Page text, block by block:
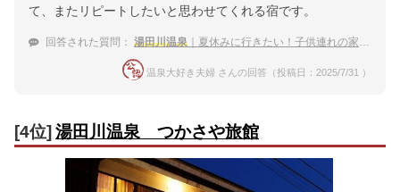
て、またリピートしたいと思わせてくれる宿です。
回答された質問： 湯田川温泉 ｜夏休みに行きたい！子供連れの家族におすすめの宿は？
温泉大好き夫婦 さんの回答（投稿日：2025/7/31 ）
[4位]湯田川温泉 つかさや旅館